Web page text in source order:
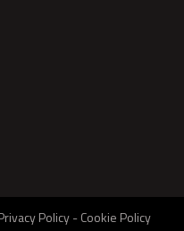
Policy-Cookie Policy